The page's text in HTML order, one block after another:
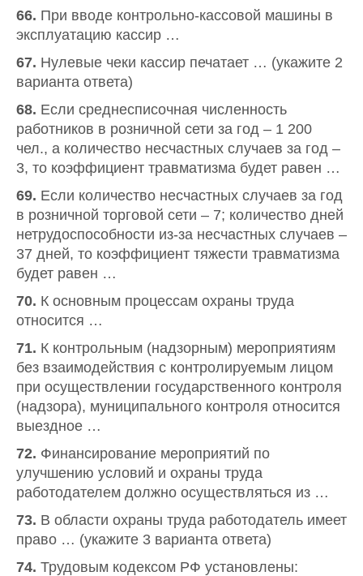
66. При вводе контрольно-кассовой машины в
эксплуатацию кассир …
67. Нулевые чеки кассир печатает … (укажите 2
варианта ответа)
68. Если среднесписочная численность
работников в розничной сети за год – 1 200
чел., а количество несчастных случаев за год –
3, то коэффициент травматизма будет равен …
69. Если количество несчастных случаев за год
в розничной торговой сети – 7; количество дней
нетрудоспособности из-за несчастных случаев –
37 дней, то коэффициент тяжести травматизма
будет равен …
70. К основным процессам охраны труда
относится …
71. К контрольным (надзорным) мероприятиям
без взаимодействия с контролируемым лицом
при осуществлении государственного контроля
(надзора), муниципального контроля относится
выездное …
72. Финансирование мероприятий по
улучшению условий и охраны труда
работодателем должно осуществляться из …
73. В области охраны труда работодатель имеет
право … (укажите 3 варианта ответа)
74. Трудовым кодексом РФ установлены: